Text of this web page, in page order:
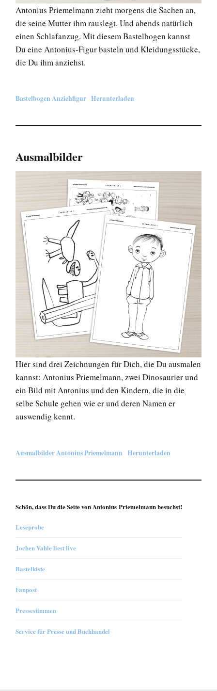
Antonius Priemelmann zieht morgens die Sachen an,
die seine Mutter ihm rauslegt. Und abends natürlich
einen Schlafanzug. Mit diesem Bastelbogen kannst
Du eine Antonius-Figur basteln und Kleidungsstücke,
die Du ihm anziehst.
Bastelbogen Anziehfigur Herunterladen
Ausmalbilder
Hier sind drei Zeichnungen für Dich, die Du ausmalen
kannst: Antonius Priemelmann, zwei Dinosaurier und
ein Bild mit Antonius und den Kindern, die in die
selbe Schule gehen wie er und deren Namen er
auswendig kennt.
Ausmalbilder Antonius Priemelmann Herunterladen
Schön, dass Du die Seite von Antonius Priemelmann besuchst!
Leseprobe
Jochen Vahle liest live
Bastelkiste
Fanpost
Pressestimmen
Service für Presse und Buchhandel